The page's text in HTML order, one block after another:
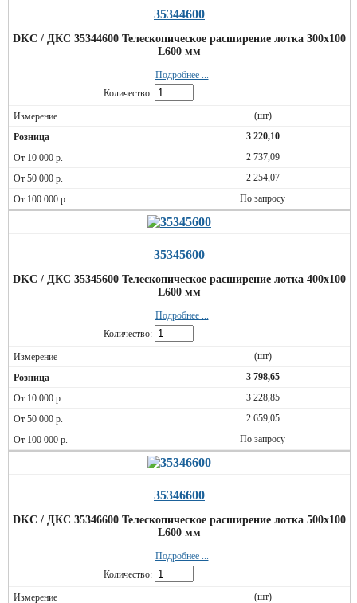
35344600
DKC / ДКС 35344600 Телескопическое расширение лотка 300х100
L600 мм
Подробнее ...
Количество:
(шт)
3 220,10
2 737,09
2 254,07
По запросу
35345600
DKC / ДКС 35345600 Телескопическое расширение лотка 400х100
L600 мм
Подробнее ...
Количество:
(шт)
3 798,65
3 228,85
2 659,05
По запросу
35346600
DKC / ДКС 35346600 Телескопическое расширение лотка 500х100
L600 мм
Подробнее ...
Количество:
(шт)